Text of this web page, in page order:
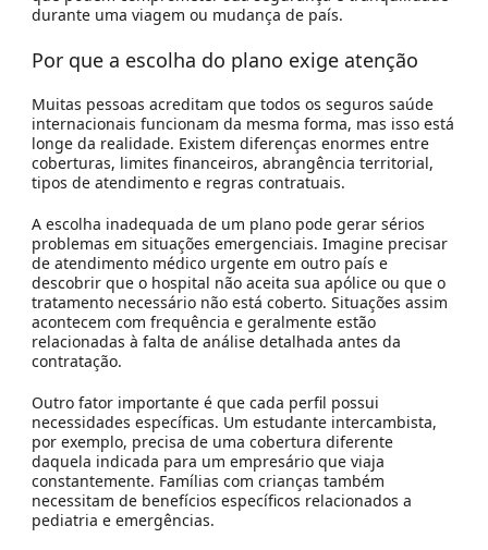
durante uma viagem ou mudança de país.
Por que a escolha do plano exige atenção
Muitas pessoas acreditam que todos os seguros saúde
internacionais funcionam da mesma forma, mas isso está
longe da realidade. Existem diferenças enormes entre
coberturas, limites financeiros, abrangência territorial,
tipos de atendimento e regras contratuais.
A escolha inadequada de um plano pode gerar sérios
problemas em situações emergenciais. Imagine precisar
de atendimento médico urgente em outro país e
descobrir que o hospital não aceita sua apólice ou que o
tratamento necessário não está coberto. Situações assim
acontecem com frequência e geralmente estão
relacionadas à falta de análise detalhada antes da
contratação.
Outro fator importante é que cada perfil possui
necessidades específicas. Um estudante intercambista,
por exemplo, precisa de uma cobertura diferente
daquela indicada para um empresário que viaja
constantemente. Famílias com crianças também
necessitam de benefícios específicos relacionados a
pediatria e emergências.